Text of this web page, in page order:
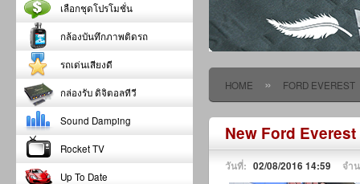
HOME » FORD EVEREST
New Ford Everest
วันที่: 02/08/2016 14:59 จำ
เลือกชุดโปรโมชั่น
กล้องบันทึกภาพติดรถ
รถเด่นเสียงดี
กล่องรับ ดิจิตอลทีวี
Sound Damping
Rocket TV
Up To Date